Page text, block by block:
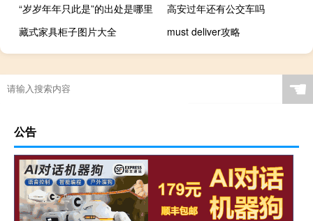
“岁岁年年只此是”的出处是哪里
高安过年还有公交车吗
藏式家具柜子图片大全
must deliver攻略
☚
公告